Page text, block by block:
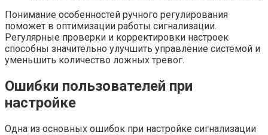
Понимание особенностей ручного регулирования
поможет в оптимизации работы сигнализации.
Регулярные проверки и корректировки настроек
способны значительно улучшить управление системой и
уменьшить количество ложных тревог.
Ошибки пользователей при
настройке
Одна из основных ошибок при настройке сигнализации